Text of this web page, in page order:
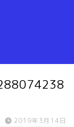
2019年3月14日